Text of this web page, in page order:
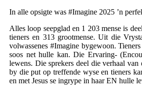
In alle opsigte was #Imagine 2025 ’n
Alles loop seepglad en 1 203 mense is
tieners en 313 grootmense. Uit die
volwassenes #Imagine bygewoon.
soos net hulle kan. Die Ervaring-
lewens. Die sprekers deel die verhaal van
by die put op treffende wyse en tieners
en met Jesus se ingrype in haar EN hulle